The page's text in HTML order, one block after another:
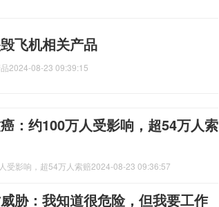
飞机相关产品
2024-08-23 09:39:15
：约100万人受影响，超54万人索
受影响，超54万人索赔2024-08-23 09:36:57
胁：我知道很危险，但我要工作